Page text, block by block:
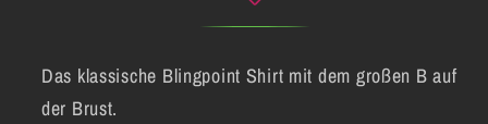
großes
Das klassische Blingpoint Shirt mit dem großen B auf
der Brust.